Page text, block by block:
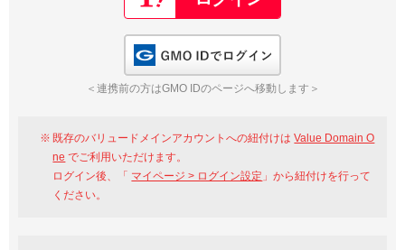
GMO ID Amazon
※AmazonはValue Domain Oneのログイン画面へ遷移します
Google Yahoo!
GMO ID
＜連携前の方はGMO IDのページへ移動します＞
既存のバリュードメインアカウントへの紐付けはValue Domain O
ne でご利用いただけます。
ログイン後、「 マイページ > ログイン設定 」から紐付けを行って
ください。